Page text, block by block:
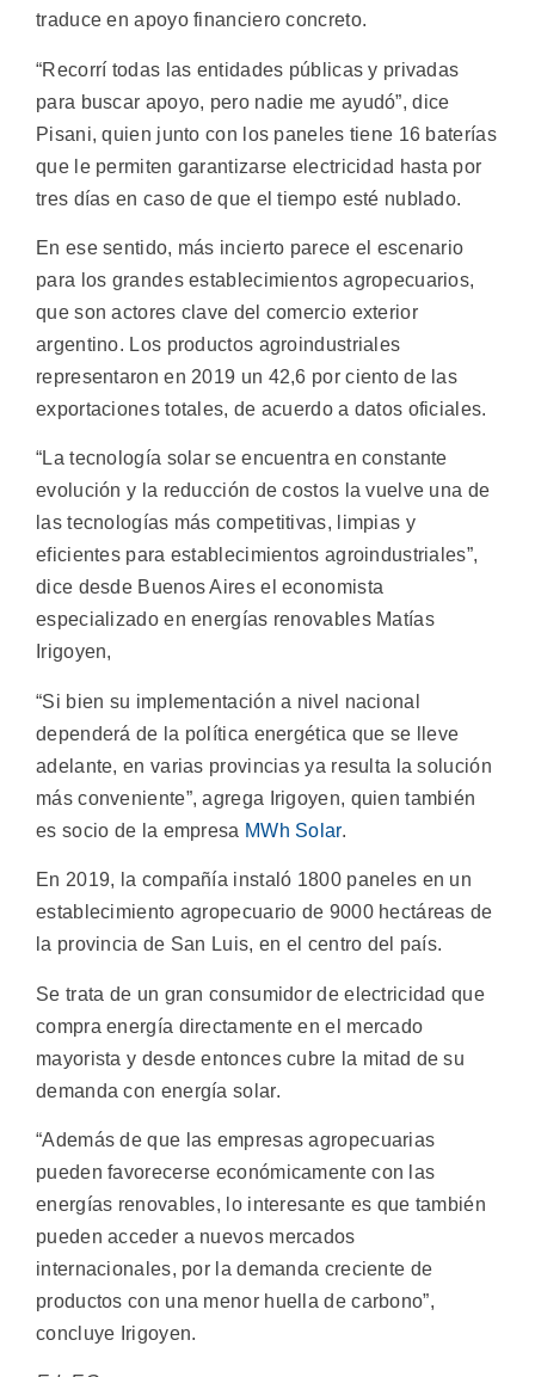
traduce en apoyo financiero concreto.
“Recorrí todas las entidades públicas y privadas
para buscar apoyo, pero nadie me ayudó”, dice
Pisani, quien junto con los paneles tiene 16 baterías
que le permiten garantizarse electricidad hasta por
tres días en caso de que el tiempo esté nublado.
En ese sentido, más incierto parece el escenario
para los grandes establecimientos agropecuarios,
que son actores clave del comercio exterior
argentino. Los productos agroindustriales
representaron en 2019 un 42,6 por ciento de las
exportaciones totales, de acuerdo a datos oficiales.
“La tecnología solar se encuentra en constante
evolución y la reducción de costos la vuelve una de
las tecnologías más competitivas, limpias y
eficientes para establecimientos agroindustriales”,
dice desde Buenos Aires el economista
especializado en energías renovables Matías
Irigoyen,
“Si bien su implementación a nivel nacional
dependerá de la política energética que se lleve
adelante, en varias provincias ya resulta la solución
más conveniente”, agrega Irigoyen, quien también
es socio de la empresa MWh Solar.
En 2019, la compañía instaló 1800 paneles en un
establecimiento agropecuario de 9000 hectáreas de
la provincia de San Luis, en el centro del país.
Se trata de un gran consumidor de electricidad que
compra energía directamente en el mercado
mayorista y desde entonces cubre la mitad de su
demanda con energía solar.
“Además de que las empresas agropecuarias
pueden favorecerse económicamente con las
energías renovables, lo interesante es que también
pueden acceder a nuevos mercados
internacionales, por la demanda creciente de
productos con una menor huella de carbono”,
concluye Irigoyen.